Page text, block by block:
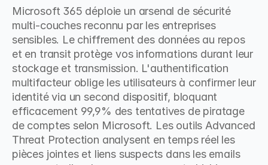
Microsoft 365 déploie un arsenal de sécurité
multi-couches reconnu par les entreprises
sensibles. Le chiffrement des données au repos
et en transit protège vos informations durant leur
stockage et transmission. L'authentification
multifacteur oblige les utilisateurs à confirmer leur
identité via un second dispositif, bloquant
efficacement 99,9% des tentatives de piratage
de comptes selon Microsoft. Les outils Advanced
Threat Protection analysent en temps réel les
pièces jointes et liens suspects dans les emails